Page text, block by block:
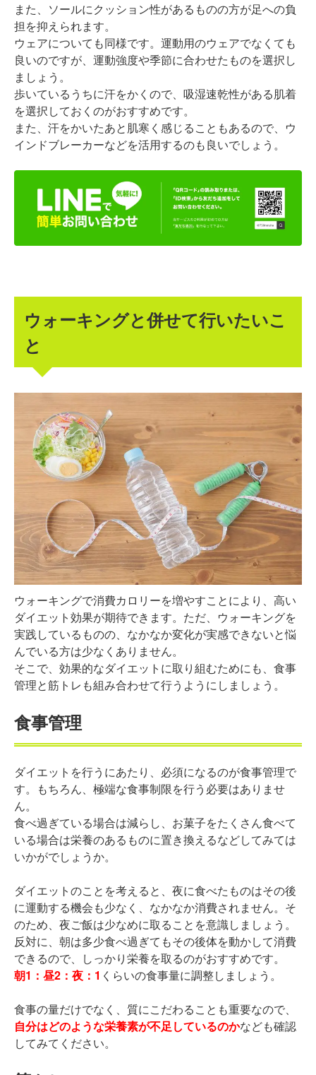
また、ソールにクッション性があるものの方が足への負
担を抑えられます。
ウェアについても同様です。運動用のウェアでなくても
良いのですが、運動強度や季節に合わせたものを選択し
ましょう。
歩いているうちに汗をかくので、吸湿速乾性がある肌着
を選択しておくのがおすすめです。
また、汗をかいたあと肌寒く感じることもあるので、ウ
インドブレーカーなどを活用するのも良いでしょう。
ウォーキングと併せて行いたいこ
と
ウォーキングで消費カロリーを増やすことにより、高い
ダイエット効果が期待できます。ただ、ウォーキングを
実践しているものの、なかなか変化が実感できないと悩
んでいる方は少なくありません。
そこで、効果的なダイエットに取り組むためにも、食事
管理と筋トレも組み合わせて行うようにしましょう。
食事管理
ダイエットを行うにあたり、必須になるのが食事管理で
す。もちろん、極端な食事制限を行う必要はありませ
ん。
食べ過ぎている場合は減らし、お菓子をたくさん食べて
いる場合は栄養のあるものに置き換えるなどしてみては
いかがでしょうか。
ダイエットのことを考えると、夜に食べたものはその後
に運動する機会も少なく、なかなか消費されません。そ
のため、夜ご飯は少なめに取ることを意識しましょう。
反対に、朝は多少食べ過ぎてもその後体を動かして消費
できるので、しっかり栄養を取るのがおすすめです。
朝1：昼2：夜：1 くらいの食事量に調整しましょう。
食事の量だけでなく、質にこだわることも重要なので、
自分はどのような栄養素が不足しているのかなども確認
してみてください。